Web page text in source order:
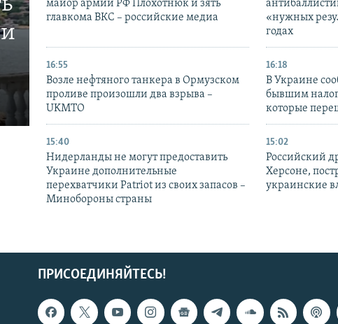
майор армии РФ Плохотнюк и зять
главкома ВКС – российские медиа
«нужных
годах
16:55
Возле нефтяного танкера в Ормузском
проливе произошли два взрыва –
UKMTO
16:18
В Украине
бывшим
которые
15:40
Нидерланды не могут предоставить
Украине дополнительные
перехватчики Patriot из своих запасов –
Минобороны страны
15:02
Российский
Херсоне,
украинские
ПРИСОЕДИНЯЙТЕСЬ!